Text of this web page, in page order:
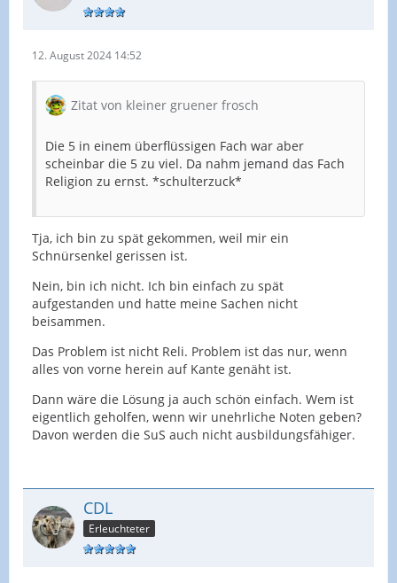
12. August 2024 14:52
Zitat von kleiner gruener frosch
Die 5 in einem überflüssigen Fach war aber
scheinbar die 5 zu viel. Da nahm jemand das Fach
Religion zu ernst. *schulterzuck*
Tja, ich bin zu spät gekommen, weil mir ein
Schnürsenkel gerissen ist.
Nein, bin ich nicht. Ich bin einfach zu spät
aufgestanden und hatte meine Sachen nicht
beisammen.
Das Problem ist nicht Reli. Problem ist das nur, wenn
alles von vorne herein auf Kante genäht ist.
Dann wäre die Lösung ja auch schön einfach. Wem ist
eigentlich geholfen, wenn wir unehrliche Noten geben?
Davon werden die SuS auch nicht ausbildungsfähiger.
CDL
Erleuchteter